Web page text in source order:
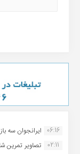
06:16 ایرانجوان سه
02:11
تصاویر تمرین